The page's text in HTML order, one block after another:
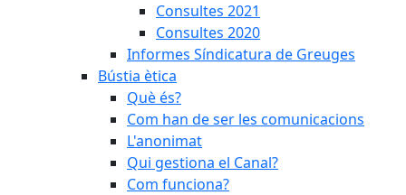
Consultes 2021
Consultes 2020
Informes Síndicatura de Greuges
Bústia ètica
Què és?
Com han de ser les comunicacions
L'anonimat
Qui gestiona el Canal?
Com funciona?